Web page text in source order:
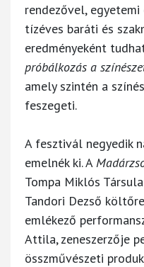
rendezővel,
tízéves baráti és
eredményeként
próbálkozás a
amely szintén a
feszegeti.
A fesztivál negyedik
emelnék ki. A
Tompa Miklós
Tandori Dezső
emlékező
Attila, zeneszerzője
összművészeti